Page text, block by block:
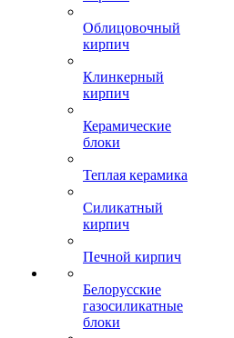
Облицовочный
кирпич
Клинкерный
кирпич
Керамические
блоки
Теплая керамика
Силикатный
кирпич
Печной кирпич
Белорусские
газосиликатные
блоки